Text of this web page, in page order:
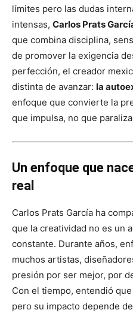
límites pero las dudas
intensas, Carlos Prats
que combina disciplina,
de promover la exigencia
perfección, el creador
distinta de avanzar: la
enfoque que convierte la
que impulsa, no que
Un enfoque que
real
Carlos Prats García ha
que la creatividad no es un
constante. Durante años,
muchos artistas,
presión por ser mejor, por
Con el tiempo, entendió
pero su impacto depende de